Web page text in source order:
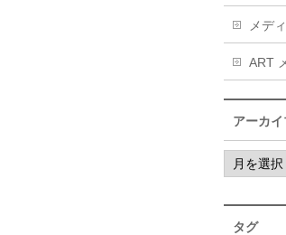
メデ
ART
アーカイ
タグ